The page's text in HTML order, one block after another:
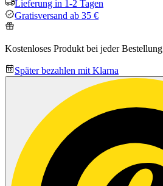
Lieferung in 1-2 Tagen
Gratisversand ab 35 €
Kostenloses Produkt bei jeder Bestellung
Später bezahlen mit Klarna